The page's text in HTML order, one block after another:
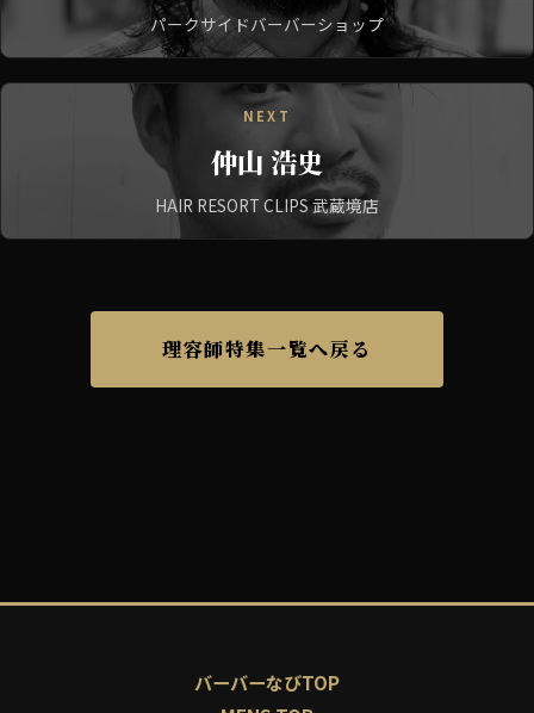
パークサイドバーバーショップ
NEXT
仲山 浩史
HAIR RESORT CLIPS 武蔵境店
理容師特集一覧へ戻る
バーバーなびTOP